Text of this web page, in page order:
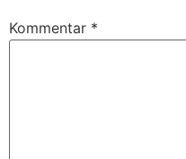
Kommentar *